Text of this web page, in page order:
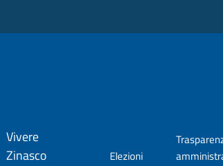
Vivere
Zinasco
Elezioni